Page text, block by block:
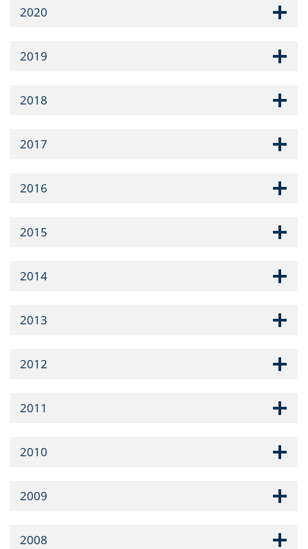
2020
2019
2018
2017
2016
2015
2014
2013
2012
2011
2010
2009
2008